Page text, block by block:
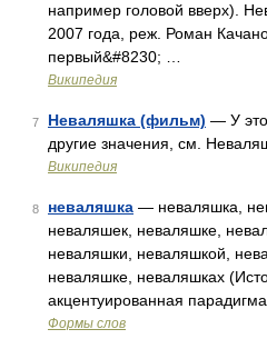
например головой вверх).
2007 года, реж. Роман
первый&#8230; …
Википедия
7 Неваляшка (фильм) — У
другие значения, см.
Википедия
8 неваляшка — неваляшка,
неваляшек, неваляшке,
неваляшки, неваляшкой,
неваляшке, неваляшках
акцентуированная
Формы слов